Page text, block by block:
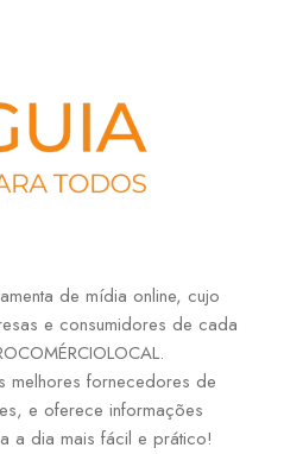
de mídia online, cujo
e consumidores de cada
melhores fornecedores de
e oferece informações
a dia mais fácil e prático!